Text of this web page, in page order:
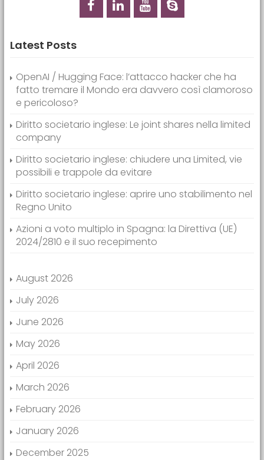
Latest Posts
OpenAI / Hugging Face: l’attacco hacker che ha
fatto tremare il Mondo era davvero così clamoroso
e pericoloso?
Diritto societario inglese: Le joint shares nella limited
company
Diritto societario inglese: chiudere una Limited, vie
possibili e trappole da evitare
Diritto societario inglese: aprire uno stabilimento nel
Regno Unito
Azioni a voto multiplo in Spagna: la Direttiva (UE)
2024/2810 e il suo recepimento
August 2026
July 2026
June 2026
May 2026
April 2026
March 2026
February 2026
January 2026
December 2025